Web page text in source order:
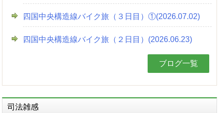
四国中央構造線バイク旅（３日目）①(2026.07.02)
四国中央構造線バイク旅（２日目）(2026.06.23)
ブログ一覧
司法雑感